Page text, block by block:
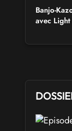
Banjo-
avec